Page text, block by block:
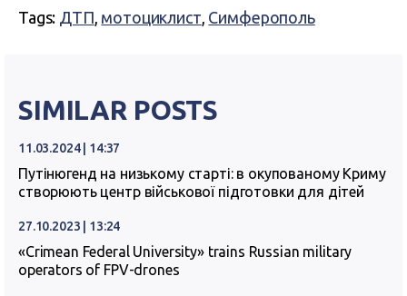
Tags: ДТП, мотоциклист, Симферополь
SIMILAR POSTS
11.03.2024 | 14:37
Путінюгенд на низькому старті: в окупованому Криму
створюють центр військової підготовки для дітей
27.10.2023 | 13:24
«Crimean Federal University» trains Russian military
operators of FPV-drones